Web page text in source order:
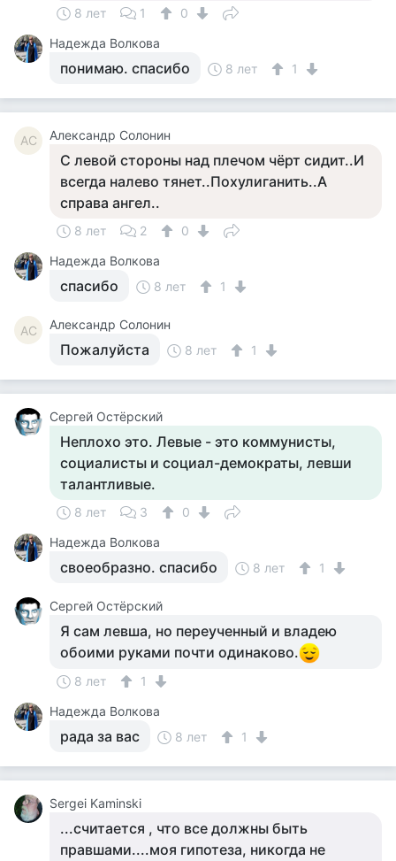
8 лет 1
0
Надежда Волкова
понимаю. спасибо 8 лет 1
АС Александр Солонин
С левой стороны над плечом чёрт сидит..И
всегда налево тянет..Похулиганить..А
справа ангел..
8 лет 2
0
Надежда Волкова
спасибо 8 лет 1
АС Александр Солонин
Пожалуйста 8 лет 1
Сергей Остёрский
Неплохо это. Левые - это коммунисты,
социалисты и социал-демократы, левши
талантливые.
8 лет 3
0
Надежда Волкова
своеобразно. спасибо 8 лет 1
Сергей Остёрский
Я сам левша, но переученный и владею
обоими руками почти одинаково.
8 лет
1
Надежда Волкова
рада за вас 8 лет 1
Sergei Kaminski
...считается , что все должны быть
правшами....моя гипотеза, никогда не